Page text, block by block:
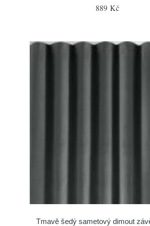
889 Kč
Tmavě šedý sametový dimout